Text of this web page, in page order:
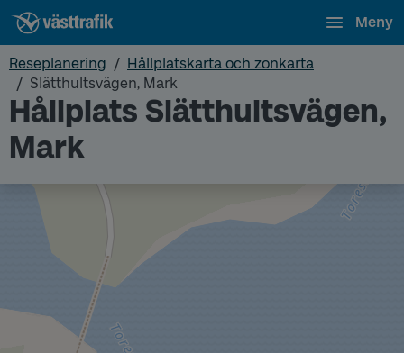
Meny
Reseplanering
Hållplatskarta och zonkarta
Slätthultsvägen, Mark
Hållplats Slätthultsvägen,
Mark